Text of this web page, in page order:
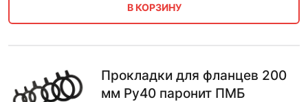
В КОРЗИНУ
Прокладки для фланцев 200
мм Ру40 паронит ПМБ